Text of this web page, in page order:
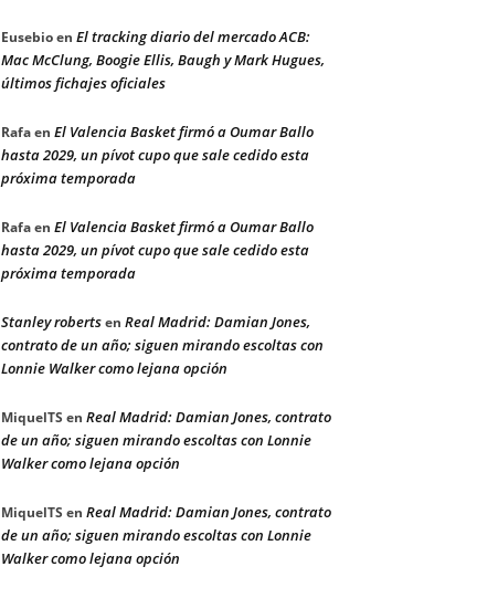
Eusebioen El tracking diario del mercado ACB:
Mac McClung, Boogie Ellis, Baugh y Mark Hugues,
últimos fichajes oficiales
Rafaen El Valencia Basket firmó a Oumar Ballo
hasta 2029, un pívot cupo que sale cedido esta
próxima temporada
Rafaen El Valencia Basket firmó a Oumar Ballo
hasta 2029, un pívot cupo que sale cedido esta
próxima temporada
Stanley robertsen Real Madrid: Damian Jones,
contrato de un año; siguen mirando escoltas con
Lonnie Walker como lejana opción
MiquelTS en Real Madrid: Damian Jones, contrato
de un año; siguen mirando escoltas con Lonnie
Walker como lejana opción
MiquelTS en Real Madrid: Damian Jones, contrato
de un año; siguen mirando escoltas con Lonnie
Walker como lejana opción